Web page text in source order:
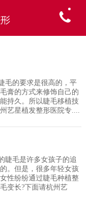
毛的要求是很高的，平
膏的方式来修饰自己的
持久。所以睫毛移植技
艺星植发整形医院专....
睫毛是许多女孩子的追
。但是，很多年轻女孩
性纷纷通过睫毛种植整
变长?下面请杭州艺